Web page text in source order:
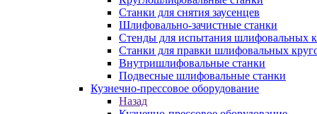
Станки для снятия заусенцев
Шлифовально-зачистные станки
Стенды для испытания шлифовальных
Станки для правки шлифовальных
Внутришлифовальные станки
Подвесные шлифовальные станки
Кузнечно-прессовое оборудование
Назад